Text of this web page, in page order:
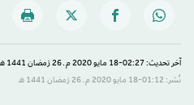
آخر تحديث: 02:27-18 مايو 2020 م ـ 26 رَمضان 1441 هـ
نُشر: 01:12-18 مايو 2020 م ـ 26 رَمضان 1441 هـ